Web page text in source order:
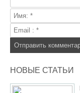
НОВЫЕ СТАТЬИ